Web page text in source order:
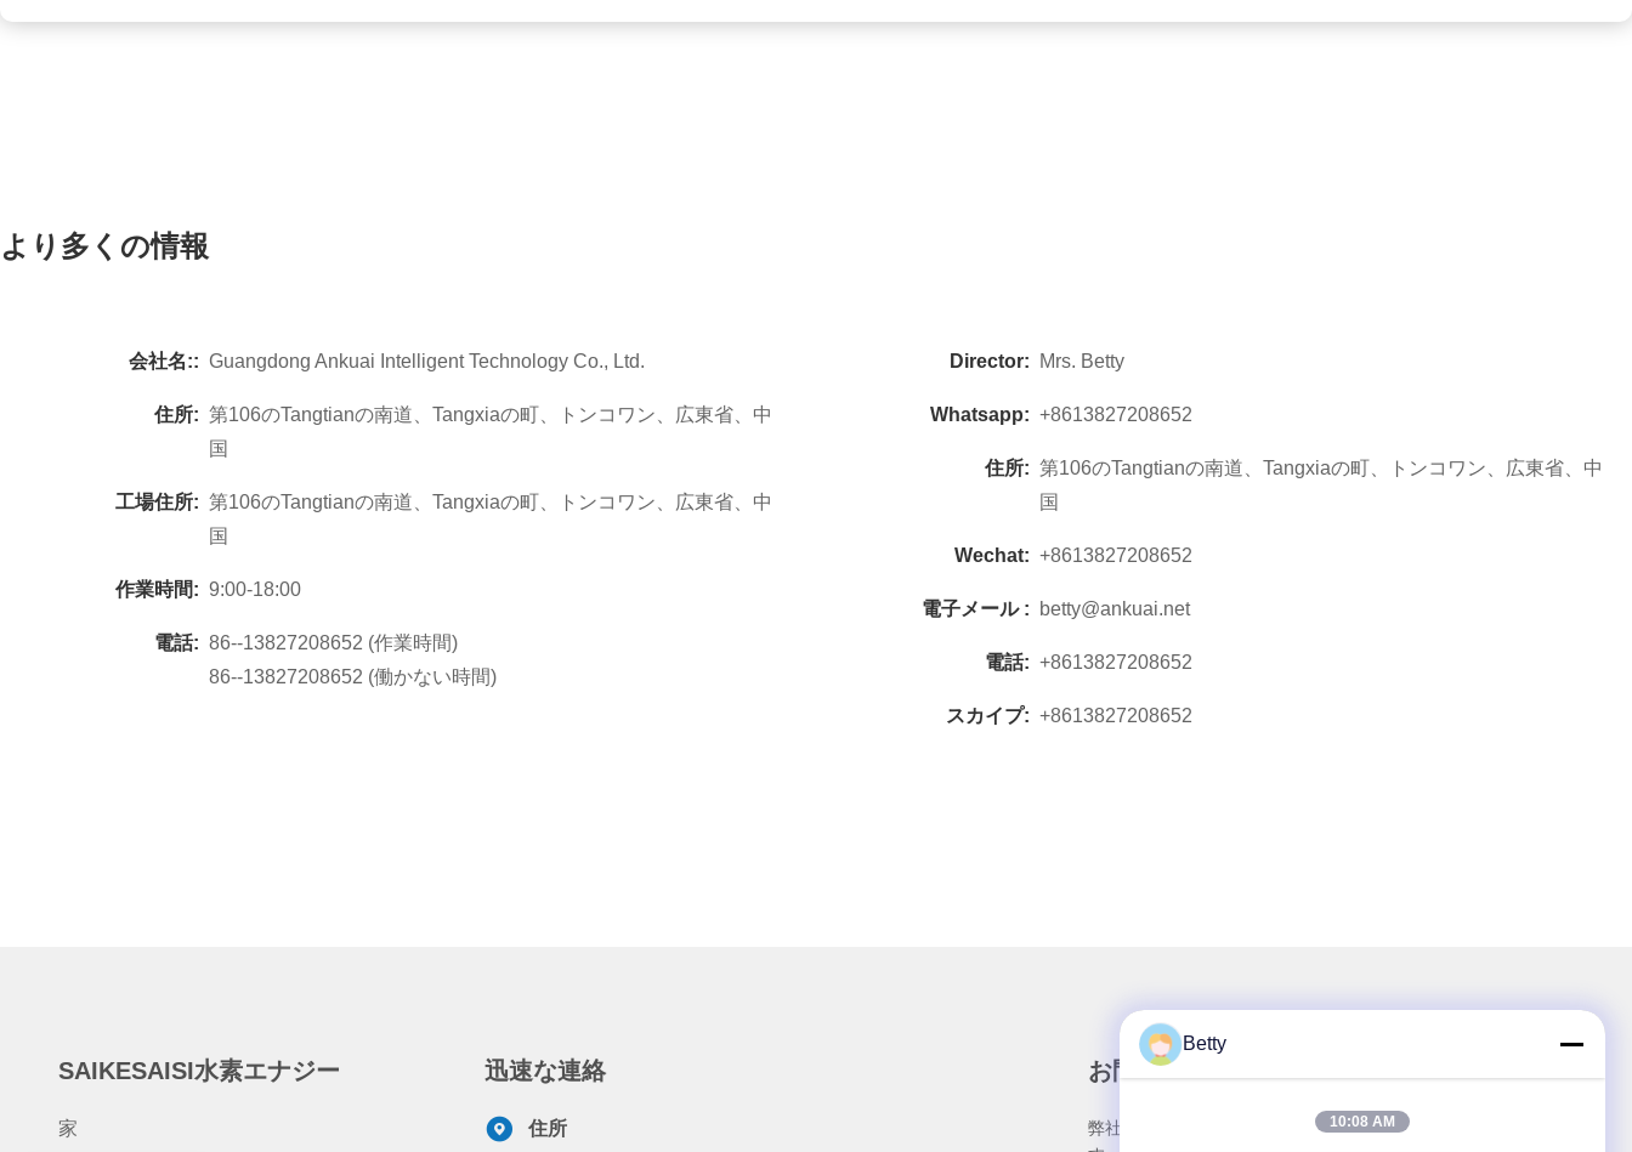
より多くの情報
会社名:: Guangdong Ankuai Intelligent Technology Co., Ltd.
住所: 第106のTangtianの南道、Tangxiaの町、トンコワン、広東省、中
国
工場住所: 第106のTangtianの南道、Tangxiaの町、トンコワン、広東省、中
国
作業時間: 9:00-18:00
電話: 86--13827208652 (作業時間)
86--13827208652 (働かない時間)
Director: Mrs. Betty
Whatsapp: +8613827208652
住所: 第106のTangtianの南道、Tangxiaの町、トンコワン、広東省、中
国
Wechat: +8613827208652
電子メール : betty@ankuai.net
電話: +8613827208652
スカイプ: +8613827208652
SAIKESAISI水素エナジー
家
迅速な連絡
住所
お問い合わせ
弊社製品についてのお問い合わせは、こちらで受付しておりま
Betty
10:08 AM